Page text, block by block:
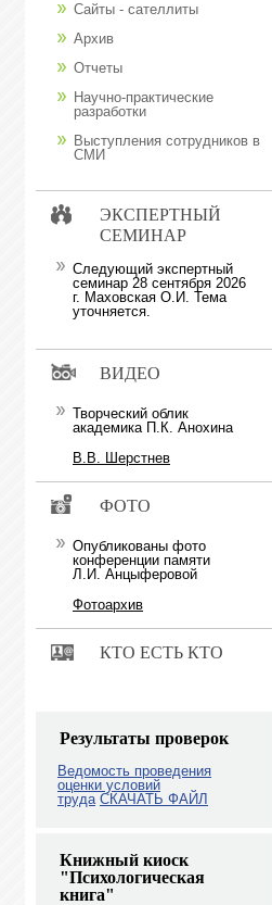
Сайты - сателлиты
Архив
Отчеты
Научно-практические
разработки
Выступления сотрудников в
СМИ
ЭКСПЕРТНЫЙ
СЕМИНАР
Следующий экспертный
семинар 28 сентября 2026
г. Маховская О.И. Тема
уточняется.
ВИДЕО
Творческий облик
академика П.К. Анохина
В.В. Шерстнев
ФОТО
Опубликованы фото
конференции памяти
Л.И. Анцыферовой
Фотоархив
КТО ЕСТЬ КТО
Результаты проверок
Ведомость проведения
оценки условий
труда СКАЧАТЬ ФАЙЛ
Книжный киоск
"Психологическая
книга"